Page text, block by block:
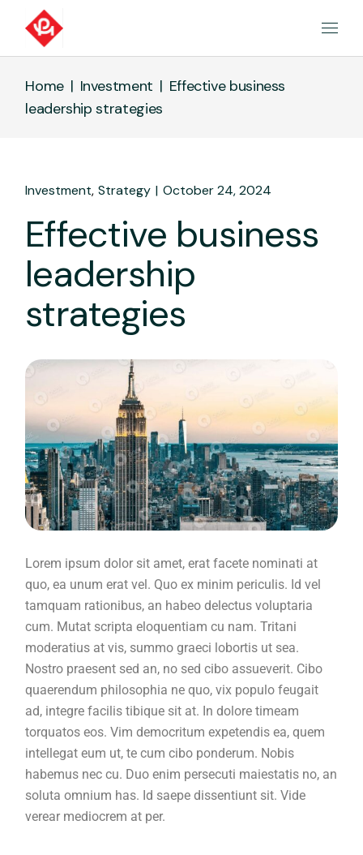
Home Investment
Effective business
leadership strategies
Investment Strategy October 24, 2024
Effective business
leadership
strategies
Lorem ipsum dolor sit amet, erat facete nominati at
quo, ea unum erat vel. Quo ex minim periculis. Id vel
tamquam rationibus, an habeo delectus voluptaria
cum. Mutat scripta eloquentiam cu nam. Tritani
moderatius at vis, summo graeci lobortis ut sea.
Nostro praesent sed an, no sed cibo assueverit. Cibo
quaerendum philosophia ne quo, vix populo feugait
ad, integre facilis tibique sit at. In dolore timeam
torquatos eos. Vim democritum expetendis ea, quem
intellegat eum ut, te cum cibo ponderum. Nobis
habemus nec cu. Duo enim persecuti maiestatis no, an
soluta omnium has. Id saepe dissentiunt sit. Vide
verear mediocrem at per.